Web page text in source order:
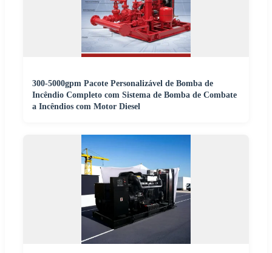
300-5000gpm Pacote Personalizável de Bomba de
Incêndio Completo com Sistema de Bomba de Combate
a Incêndios com Motor Diesel